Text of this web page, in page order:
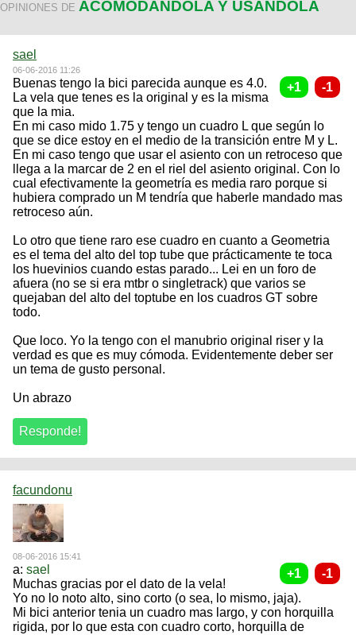
OPINIONES DE ACOMODANDOLA Y USANDOLA
sael
06-06-2016 11:26
Buenas tengo la bici parecida aunque es 4.0.
La vela que tenes es la original y es la misma
que la mia.
En mi caso mido 1.75 y tengo un cuadro L que según lo
que se dice estoy en el medio de la transición entre M y L.
En mi caso tengo que usar el asiento con un retroceso que
llega a la marcar de 2 en el riel del asiento original. Con lo
cual efectivamente la geometría es media raro porque si
hubiera comprado un M tendría que haberle mandado mas
retroceso aún.
Lo otro que tiene raro ese cuadro en cuanto a Geometria
es el tema del alto del top tube que prácticamente te toca
los huevinios cuando estas parado... Lei en un foro de
afuera (no se si era mtbr o singletrack) que varios se
quejaban del alto del toptube en los cuadros GT sobre
todo.
Que loco. Yo la tengo con el manubrio original riser y la
verdad es que es muy cómoda. Evidentemente deber ser
un tema de gusto personal.
Un abrazo
facundonu
08-06-2016 15:41
a: sael
Muchas gracias por el dato de la vela!
Yo no lo noto alto, sino corto (o sea, lo mismo, jaja).
Mi bici anterior tenia un cuadro mas largo, y con horquilla
rigida, por lo que esta con cuadro corto, horquilla de